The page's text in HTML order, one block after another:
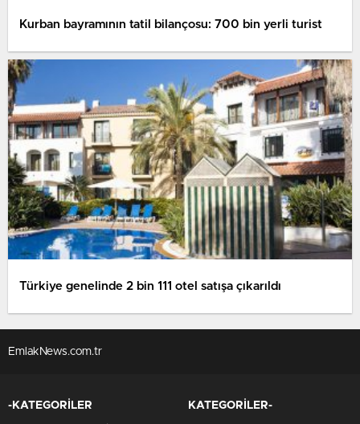
Kurban bayramının tatil bilançosu: 700 bin yerli turist
Türkiye genelinde 2 bin 111 otel satışa çıkarıldı
EmlakNews.com.tr
-KATEGORİLER KATEGORİLER-